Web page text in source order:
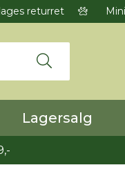
returret
Lagersalg